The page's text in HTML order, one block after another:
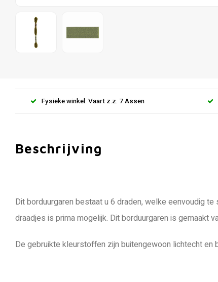
Fysieke winkel: Vaart z.z. 7 Assen
Beschrijving
Dit borduurgaren bestaat u 6 draden, welke eenvoudig
draadjes is prima mogelijk. Dit borduurgaren is
De gebruikte kleurstoffen zijn buitengewoon lichtecht en